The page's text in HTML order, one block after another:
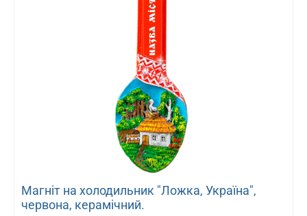
Магніт на холодильник "Ложка, Україна",
червона, керамічний.